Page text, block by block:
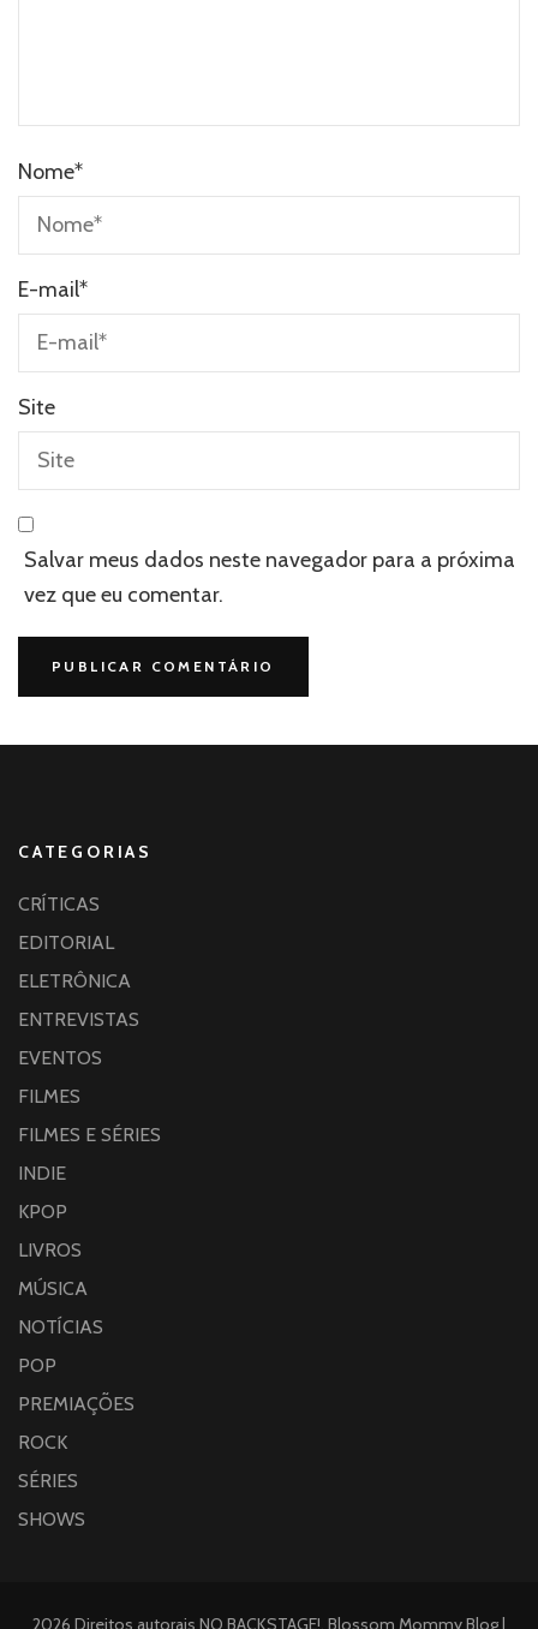
Nome*
E-mail*
Site
Salvar meus dados neste navegador para a próxima
vez que eu comentar.
CATEGORIAS
CRÍTICAS
EDITORIAL
ELETRÔNICA
ENTREVISTAS
EVENTOS
FILMES
FILMES E SÉRIES
INDIE
KPOP
LIVROS
MÚSICA
NOTÍCIAS
POP
PREMIAÇÕES
ROCK
SÉRIES
SHOWS
2026 Direitos autorais NO BACKSTAGE! Blossom Mommy Blog |